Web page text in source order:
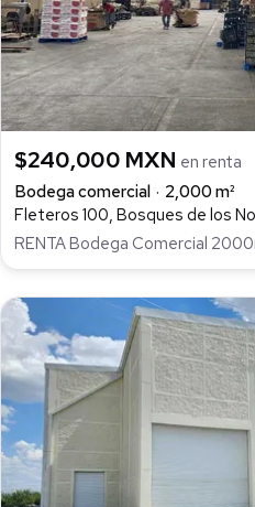
$240,000 MXN en renta
Bodega comercial
2,000 m²
Fleteros 100, Bosques de los
RENTA Bodega Comercial